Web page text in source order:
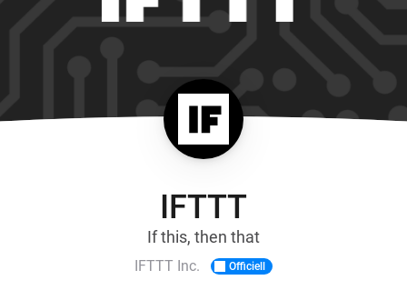
IFTTT
If this, then that
IFTTT Inc. Officiell